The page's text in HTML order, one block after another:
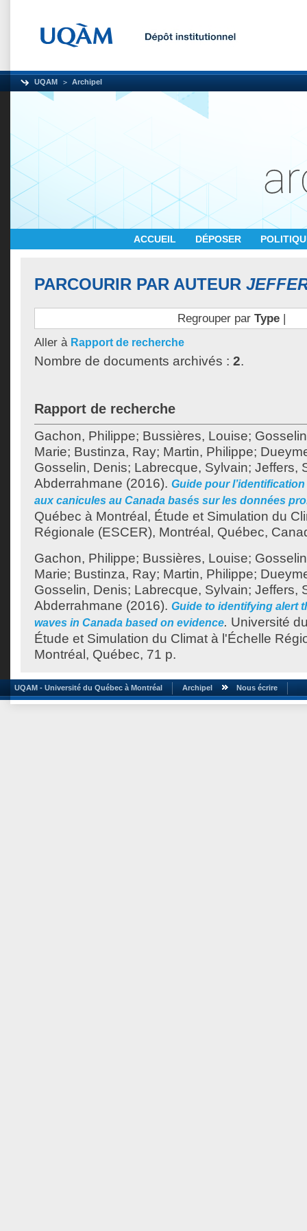
UQAM Archipel
ACCUEIL DÉPOSER
PARCOURIR PAR AUTEUR
Regrouper par Type|
Aller à Rapport de recherche
Nombre de documents archivés : 2.
Rapport de recherche
Gachon, Philippe; Bussières, Louise;
Marie; Bustinza, Ray; Martin, Philippe;
Gosselin, Denis; Labrecque, Sylvain; Jeffers,
Abderrahmane (2016). Guide pour
aux canicules au Canada basés sur les données
Québec à Montréal, Étude et Simulation du
Régionale (ESCER), Montréal, Québec,
Gachon, Philippe; Bussières, Louise;
Marie; Bustinza, Ray; Martin, Philippe;
Gosselin, Denis; Labrecque, Sylvain; Jeffers,
Abderrahmane (2016). Guide to identifying alert
waves in Canada based on evidence. Université
Étude et Simulation du Climat à l'Échelle
Montréal, Québec, 71 p.
UQAM - Université du Québec à Montréal Archipel Nous écrire